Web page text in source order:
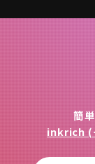
簡
inkrich (